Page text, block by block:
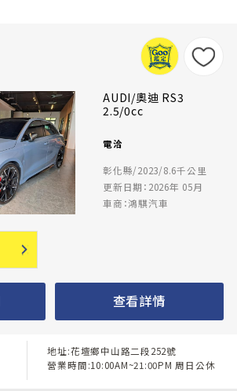
AUDI/奧迪 RS3
2.5/0cc
電洽
彰化縣/2023/8.6千公里
更新日期：2026年 05月
車商：鴻騏汽車
查看詳情
地址:花壇鄉中山路二段252號
營業時間:10:00AM~21:00PM 周日公休